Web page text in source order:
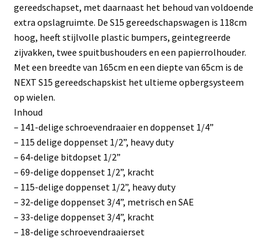
gereedschapset, met daarnaast het behoud van voldoende
extra opslagruimte. De S15 gereedschapswagen is 118cm
hoog, heeft stijlvolle plastic bumpers, geintegreerde
zijvakken, twee spuitbushouders en een papierrolhouder.
Met een breedte van 165cm en een diepte van 65cm is de
NEXT S15 gereedschapskist het ultieme opbergsysteem
op wielen.
Inhoud
– 141-delige schroevendraaier en doppenset 1/4”
– 115 delige doppenset 1/2”, heavy duty
– 64-delige bitdopset 1/2”
– 69-delige doppenset 1/2”, kracht
– 115-delige doppenset 1/2”, heavy duty
– 32-delige doppenset 3/4”, metrisch en SAE
– 33-delige doppenset 3/4”, kracht
– 18-delige schroevendraaierset